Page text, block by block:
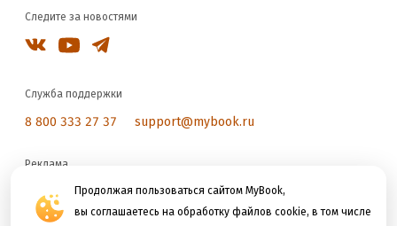
Продолжая пользоваться сайтом MyBook,
вы соглашаетесь на обработку файлов cookie, в том числе
Следите за новостями
Служба поддержки
8 800 333 27 37 support@mybook.ru
Реклама
reklama@litres.ru